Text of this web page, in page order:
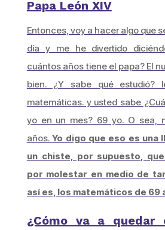
Papa León XIV
Entonces, voy a hacer algo que
día y me he divertido
cuántos años tiene el papa? El
bien. ¿Y sabe qué estudió?
matemáticas. y usted sabe
yo en un mes? 69 yo. O sea,
años.Yo digo que eso es una
un chiste, por supuesto,
por molestar en medio de
así es, los matemáticos de 69
¿Cómo va a quedar